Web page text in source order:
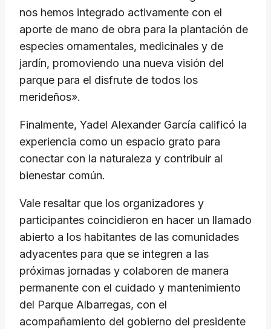
nos hemos integrado activamente con el
aporte de mano de obra para la plantación de
especies ornamentales, medicinales y de
jardín, promoviendo una nueva visión del
parque para el disfrute de todos los
merideños».
Finalmente, Yadel Alexander García calificó la
experiencia como un espacio grato para
conectar con la naturaleza y contribuir al
bienestar común.
Vale resaltar que los organizadores y
participantes coincidieron en hacer un llamado
abierto a los habitantes de las comunidades
adyacentes para que se integren a las
próximas jornadas y colaboren de manera
permanente con el cuidado y mantenimiento
del Parque Albarregas, con el
acompañamiento del gobierno del presidente